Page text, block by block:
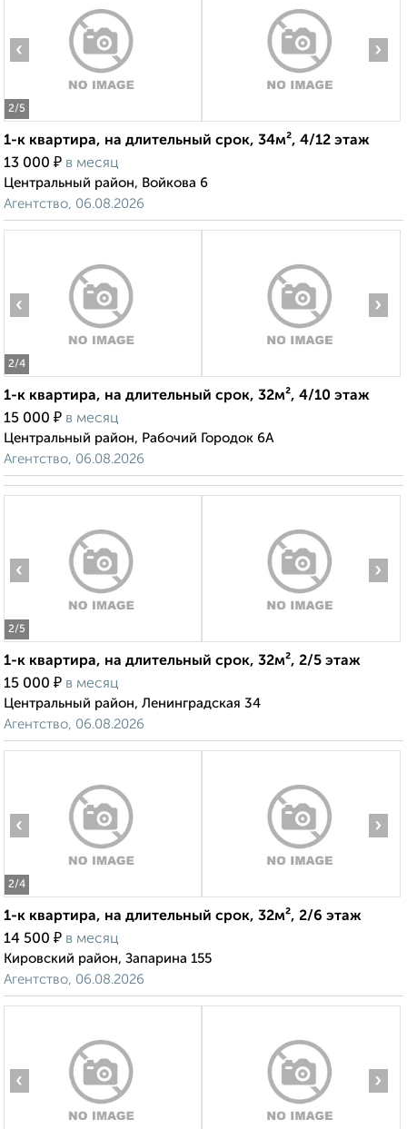
2/5
‹ ›
1-к квартира, на длительный срок, 34м², 4/12 этаж
13 000 ₽ в месяц
Центральный район, Войкова 6
Агентство, 06.08.2026
2/4
‹ ›
1-к квартира, на длительный срок, 32м², 4/10 этаж
15 000 ₽ в месяц
Центральный район, Рабочий Городок 6А
Агентство, 06.08.2026
2/5
‹ ›
1-к квартира, на длительный срок, 32м², 2/5 этаж
15 000 ₽ в месяц
Центральный район, Ленинградская 34
Агентство, 06.08.2026
2/4
‹ ›
1-к квартира, на длительный срок, 32м², 2/6 этаж
14 500 ₽ в месяц
Кировский район, Запарина 155
Агентство, 06.08.2026
‹ ›